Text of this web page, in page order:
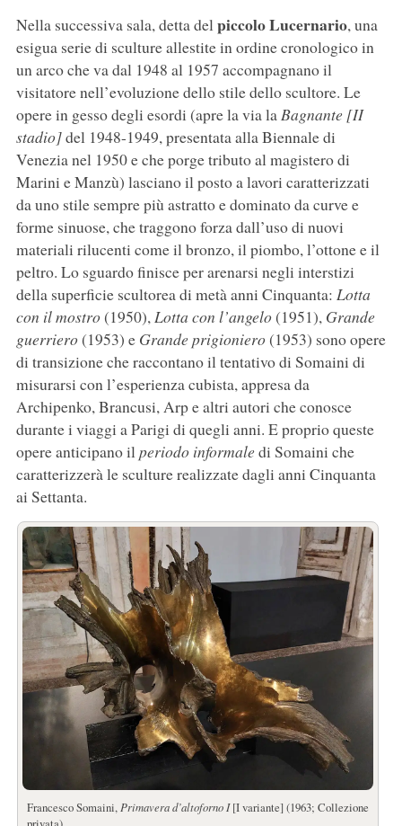
Nella successiva sala, detta del piccolo Lucernario, una
esigua serie di sculture allestite in ordine cronologico in
un arco che va dal 1948 al 1957 accompagnano il
visitatore nell’evoluzione dello stile dello scultore. Le
opere in gesso degli esordi (apre la via la Bagnante [II
stadio]del 1948-1949, presentata alla Biennale di
Venezia nel 1950 e che porge tributo al magistero di
Marini e Manzù) lasciano il posto a lavori caratterizzati
da uno stile sempre più astratto e dominato da curve e
forme sinuose, che traggono forza dall’uso di nuovi
materiali rilucenti come il bronzo, il piombo, l’ottone e il
peltro. Lo sguardo finisce per arenarsi negli interstizi
della superficie scultorea di metà anni Cinquanta: Lotta
con il mostro(1950), Lotta con l’angelo(1951), Grande
guerriero(1953) e Grande prigioniero(1953) sono opere
di transizione che raccontano il tentativo di Somaini di
misurarsi con l’esperienza cubista, appresa da
Archipenko, Brancusi, Arp e altri autori che conosce
durante i viaggi a Parigi di quegli anni. E proprio queste
opere anticipano il periodo informaledi Somaini che
caratterizzerà le sculture realizzate dagli anni Cinquanta
ai Settanta.
Francesco Somaini, Primavera d’altoforno I[I variante] (1963; Collezione